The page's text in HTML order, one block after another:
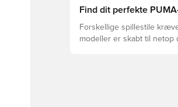
forskellige typer underlag.
Find dit perfekte
Forskellige spillestile
modeller er skabt til netop